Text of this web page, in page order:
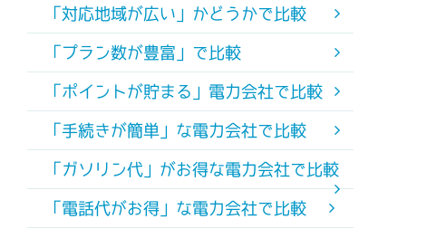
「対応地域が広い」かどうかで比較
「プラン数が豊富」で比較
「ポイントが貯まる」電力会社で比較
「手続きが簡単」な電力会社で比較
「ガソリン代」がお得な電力会社で比較
「電話代がお得」な電力会社で比較